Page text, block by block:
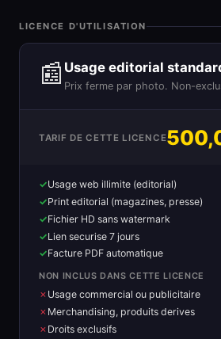
LICENCE D'UTILISATION
📰 Usage editorial
Prix ferme par photo. Non-
TARIF DE CETTE LICENCE
Usage web illimite (editorial)
Print editorial (magazines, presse)
Fichier HD sans watermark
Lien securise 7 jours
Facture PDF automatique
NON INCLUS DANS CETTE LICENCE
Usage commercial ou publicitaire
Merchandising, produits derives
Droits exclusifs